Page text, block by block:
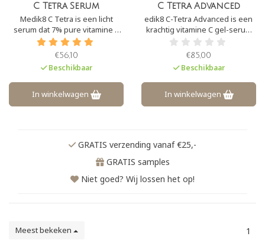
C Tetra Serum
Medik8 C Tetra is een licht
serum dat 7% pure vitamine C
bevat en daarnaast vitamine E.
Deze combinatie zorgt ervoor
dat de huid een prachtige ‘glow’
krijgt, de huid wordt hersteld en
zichtbare tekenen van
huidveroudering worden
aangepakt.
€56,10
Beschikbaar
In winkelwagen
C Tetra Advanced
edik8 C-Tetra Advanced is een
krachtig vitamine C gel-serum
met 20% gestabiliseerde
vitamine C en fyto-
exosomen. Deze formule
verheldert de huid, versterkt de
huidbarrière en werkt als
antioxidant.
€85,00
Beschikbaar
In winkelwagen
GRATIS verzending vanaf €25,-
GRATIS samples
Niet goed? Wij lossen het op!
Meest bekeken 1